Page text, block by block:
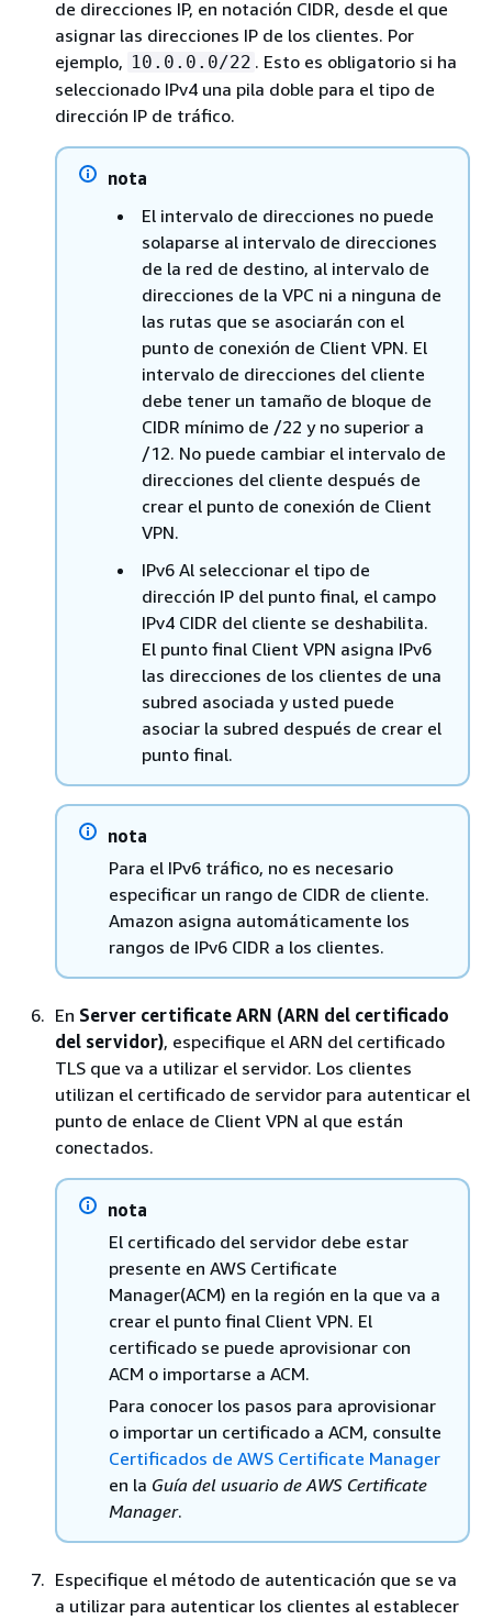
de direcciones IP, en notación CIDR, desde el que
asignar las direcciones IP de los clientes. Por
ejemplo, 10.0.0.0/22 . Esto es obligatorio si ha
seleccionado IPv4 una pila doble para el tipo de
dirección IP de tráfico.
nota
El intervalo de direcciones no puede
solaparse al intervalo de direcciones
de la red de destino, al intervalo de
direcciones de la VPC ni a ninguna de
las rutas que se asociarán con el
punto de conexión de Client VPN. El
intervalo de direcciones del cliente
debe tener un tamaño de bloque de
CIDR mínimo de /22 y no superior a
/12. No puede cambiar el intervalo de
direcciones del cliente después de
crear el punto de conexión de Client
VPN.
IPv6 Al seleccionar el tipo de
dirección IP del punto final, el campo
IPv4 CIDR del cliente se deshabilita.
El punto final Client VPN asigna IPv6
las direcciones de los clientes de una
subred asociada y usted puede
asociar la subred después de crear el
punto final.
nota
Para el IPv6 tráfico, no es necesario
especificar un rango de CIDR de cliente.
Amazon asigna automáticamente los
rangos de IPv6 CIDR a los clientes.
En Server certificate ARN (ARN del certificado
del servidor), especifique el ARN del certificado
TLS que va a utilizar el servidor. Los clientes
utilizan el certificado de servidor para autenticar el
punto de enlace de Client VPN al que están
conectados.
nota
El certificado del servidor debe estar
presente en AWS Certificate
Manager(ACM) en la región en la que va a
crear el punto final Client VPN. El
certificado se puede aprovisionar con
ACM o importarse a ACM.
Para conocer los pasos para aprovisionar
o importar un certificado a ACM, consulte
Certificados de AWS Certificate Manager
en la Guía del usuario de AWS Certificate
Manager.
Especifique el método de autenticación que se va
a utilizar para autenticar los clientes al establecer